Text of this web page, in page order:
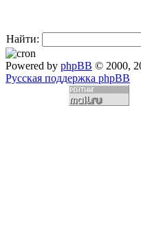
Найти:
Powered by phpBB © 2000,
Русская поддержка phpBB